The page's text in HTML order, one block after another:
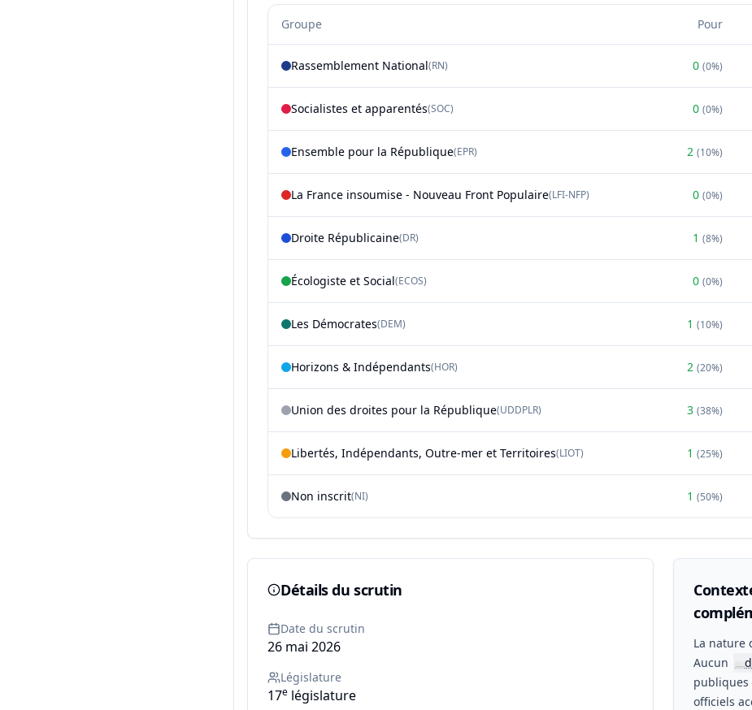
Groupe Pour
Rassemblement National(RN) 0 (0%)
Socialistes et apparentés(SOC) 0 (0%)
Ensemble pour la République(EPR) 2 (10%)
La France insoumise - Nouveau Front Populaire(LFI-NFP) 0 (0%)
Droite Républicaine(DR) 1 (8%)
Écologiste et Social(ECOS) 0 (0%)
Les Démocrates(DEM) 1 (10%)
Horizons & Indépendants(HOR) 2 (20%)
Union des droites pour la République(UDDPLR) 3 (38%)
Libertés, Indépendants, Outre-mer et Territoires(LIOT) 1 (25%)
Non inscrit(NI) 1 (50%)
Détails du scrutin
Date du scrutin
26 mai 2026
Législature
17e législature
La nature
Aucun
📖
publiques
officiels